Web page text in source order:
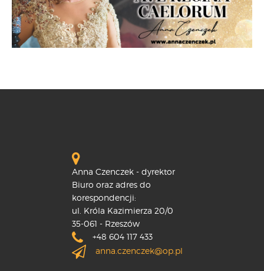
Anna Czenczek - dyrektor
Biuro oraz adres do
korespondencji:
ul. Króla Kazimierza 20/0
35-061 - Rzeszów
+48 604 117 433
anna.czenczek@op.pl